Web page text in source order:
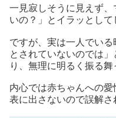
一見寂しそうに見えず
いの？」とイラッとして
ですが、実は一人でい
とされていないのでは
り、無理に明るく振る舞
内心では赤ちゃんへの愛
表に出さないので誤解さ